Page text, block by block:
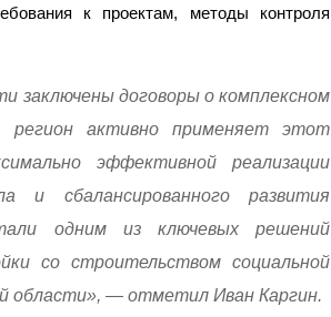
к проектам, методы контроля
заключены договоры о комплексном
активно применяет этот
эффективной реализации
и сбалансированного развития
одним из ключевых решений
со строительством социальной
области», — отметил Иван Каргин.